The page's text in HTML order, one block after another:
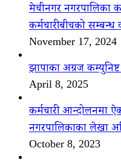
मेचीनगर नगरपालिका
कर्मचारीबीचको
November 17, 2024
झापाका अग्रज
April 8, 2025
कर्मचारी आन्दोलनमा
नगरपालिकाका लेखा
October 8, 2023